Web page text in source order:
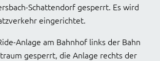
Schattendorf gesperrt. Es wird
eingerichtet.
Anlage am Bahnhof links der Bahn
gesperrt, die Anlage rechts der